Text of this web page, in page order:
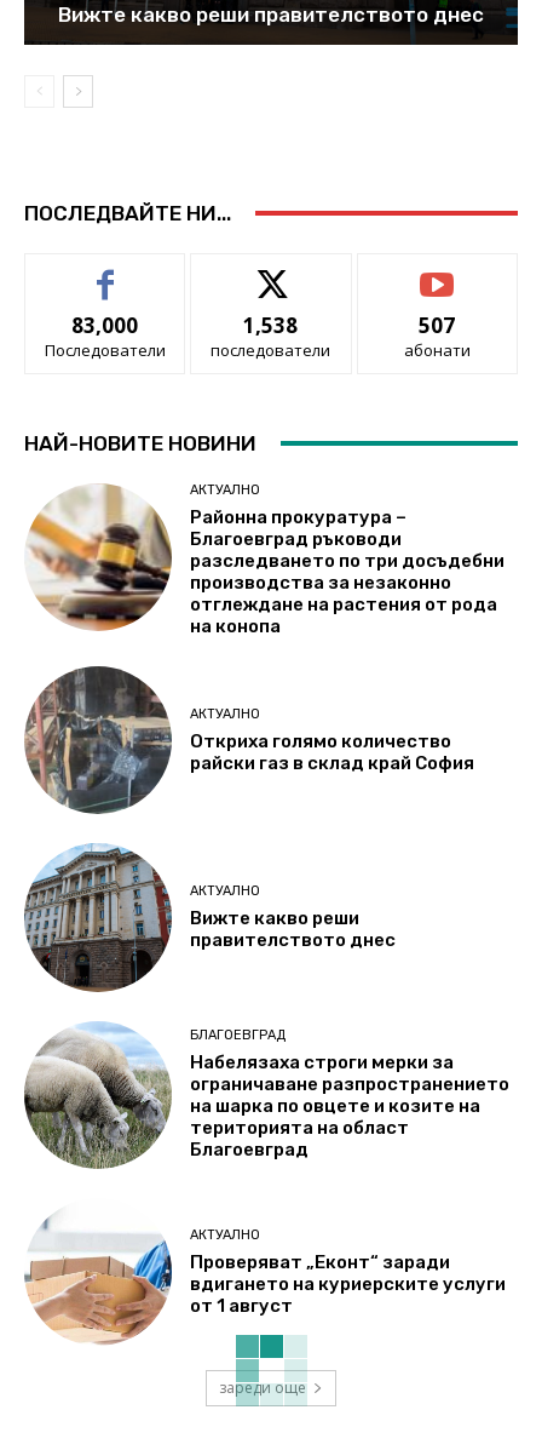
Вижте какво реши правителството днес
ПОСЛЕДВАЙТЕ НИ...
83,000
Последователи
1,538
последователи
507
абонати
НАЙ-НОВИТЕ НОВИНИ
АКТУАЛНО
Районна прокуратура –
Благоевград ръководи
разследването по три досъдебни
производства за незаконно
отглеждане на растения от рода
на конопа
АКТУАЛНО
Откриха голямо количество
райски газ в склад край София
АКТУАЛНО
Вижте какво реши
правителството днес
БЛАГОЕВГРАД
Набелязаха строги мерки за
ограничаване разпространението
на шарка по овцете и козите на
територията на област
Благоевград
АКТУАЛНО
Проверяват „Еконт“ заради
вдигането на куриерските услуги
от 1 август
зареди още